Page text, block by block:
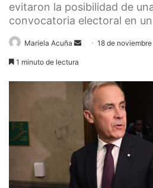
evitaron la posibilidad de
convocatoria electoral en
Mariela Acuña
Send18 de
1 minuto de lectura